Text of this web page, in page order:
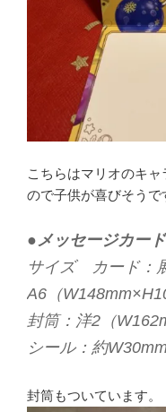
こちらはマリオのキ
ので子供が喜びそうで
●メッセージカー
サイズ カード：
A6（
封筒：洋2（
シール：約
封筒もついています。